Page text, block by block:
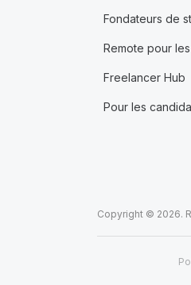
Fondateurs de
Remote pour
Freelancer Hub
Pour les
Copyright © 2026.